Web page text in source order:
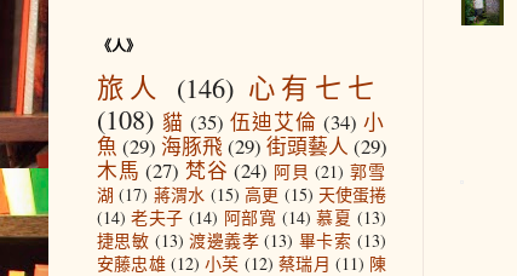
《人》
旅人 (146) 心有七七
(108) 貓 (35) 伍迪艾倫 (34) 小
魚 (29) 海豚飛(29) 街頭藝人 (29)
木馬 (27) 梵谷 (24) 阿貝 (21) 郭雪
湖 (17) 蔣渭水 (15) 高更 (15) 天使蛋捲
(14) 老夫子 (14) 阿部寬 (14) 慕夏 (13)
捷思敏 (13) 渡邊義孝 (13) 畢卡索 (13)
安藤忠雄 (12) 小芙 (12) 蔡瑞月 (11) 陳